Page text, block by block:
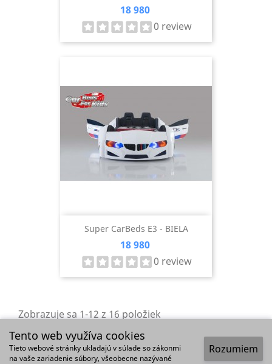
Cena
18 980
0 review
Super CarBeds E3 - BIELA
Cena
18 980
0 review
Zobrazuje sa 1-12 z 16 položiek
12 Ďalej
Tento web využíva cookies
Tieto webové stránky ukladajú v súlade so zákonmi
na vaše zariadenie súbory, všeobecne nazývané
Rozumiem